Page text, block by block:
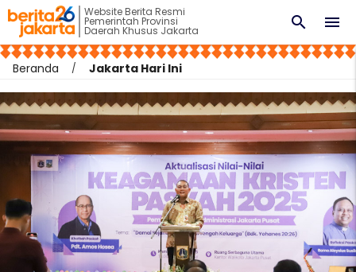
Website Berita Resmi
Pemerintah Provinsi
Daerah Khusus Jakarta menu
search
Beranda Jakarta Hari Ini